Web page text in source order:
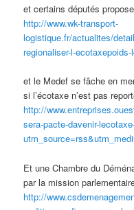
et certains députés
http://www.wk-transport-
logistique.fr/actualites/
regionaliser-l-ecotaxepoids-
et le Medef se fâche en
si l’écotaxe n’est pas
http://
sera-pacte-davenir-
Et une Chambre du
par la mission
http://